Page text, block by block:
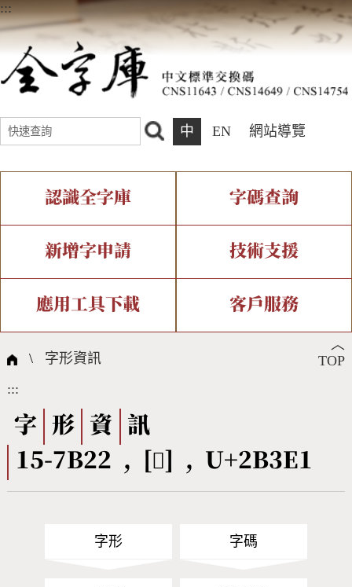
:::
中 EN 網站導覽
認識全字庫
全字庫介紹 全字庫現況
中文碼介紹 專有名詞介紹
國際字碼相關組織
字碼查詢
IDS查詢 部件查詢
複合查詢 注音查詢
筆畫查詢
筆順序查詢
CNS查詢 Unicode查詢
新增字申請
新字申請處理流程
技術支援
字形即時顯示 造字解決方案
全字庫授權 轉碼Web Service
應用工具下載
個人電腦造字處理工具
字形下載
客戶服務
問題集
熱門查詢統計
︿
TOP
\ 字形資訊
:::
字 形 資
訊
15-7B22 , [𫏡] , U+2B3E1
字形 字碼